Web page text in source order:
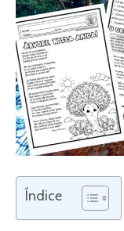
Índice